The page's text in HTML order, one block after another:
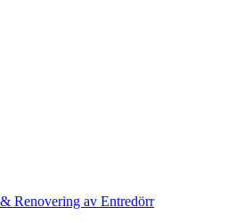
Renovering av Entredörr